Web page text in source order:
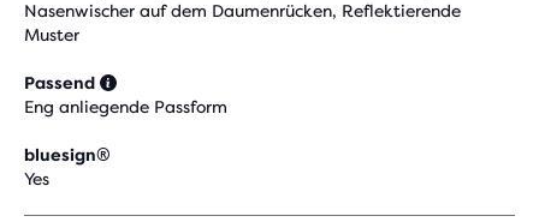
Nasenwischer auf dem Daumenrücken, Reflektierende
Muster
Passend
Eng anliegende Passform
bluesign®
Yes